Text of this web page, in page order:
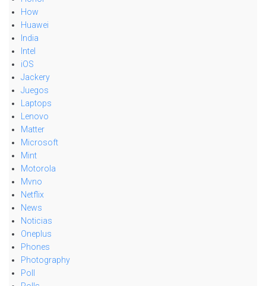
How
Huawei
India
Intel
iOS
Jackery
Juegos
Laptops
Lenovo
Matter
Microsoft
Mint
Motorola
Mvno
Netflix
News
Noticias
Oneplus
Phones
Photography
Poll